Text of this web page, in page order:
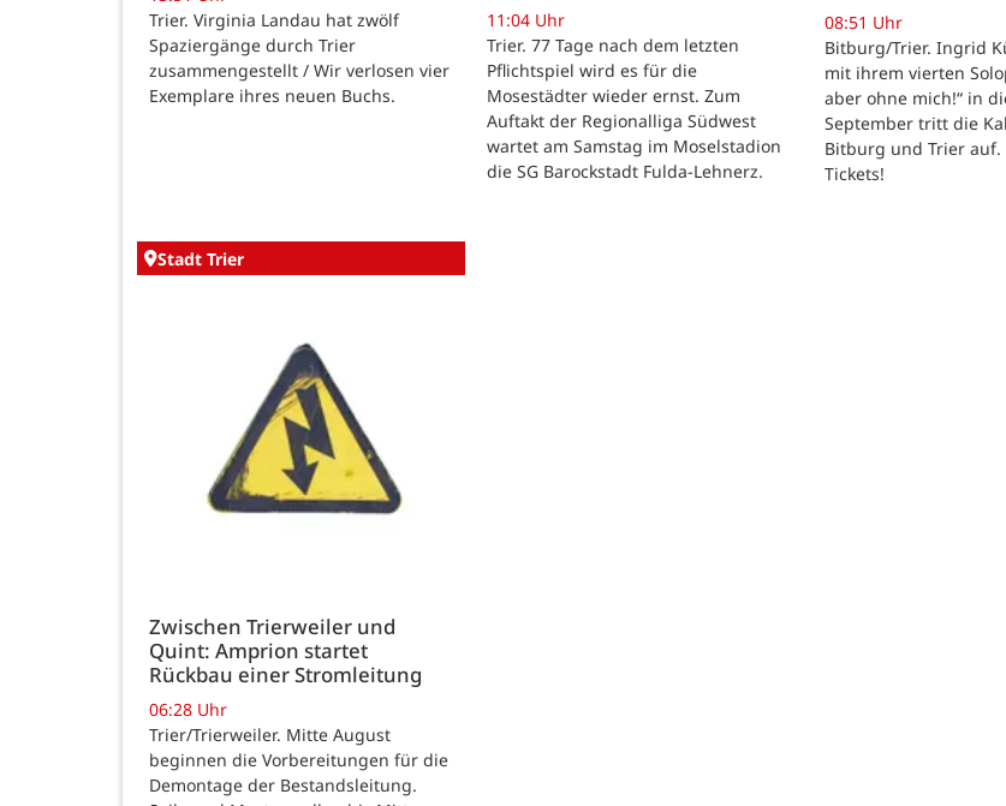
Trier. Virginia Landau hat zwölf
Spaziergänge durch Trier
zusammengestellt / Wir verlosen vier
Exemplare ihres neuen Buchs.
11:04 Uhr
Trier. 77 Tage nach dem letzten
Pflichtspiel wird es für die
Mosestädter wieder ernst. Zum
Auftakt der Regionalliga Südwest
wartet am Samstag im Moselstadion
die SG Barockstadt Fulda-Lehnerz.
08:51 Uhr
Bitburg/Trier. Ingrid
mit ihrem vierten
aber ohne mich!“ in
September tritt die
Bitburg und Trier auf.
Tickets!
Stadt Trier
Zwischen Trierweiler und
Quint: Amprion startet
Rückbau einer Stromleitung
06:28 Uhr
Trier/Trierweiler. Mitte August
beginnen die Vorbereitungen für die
Demontage der Bestandsleitung.